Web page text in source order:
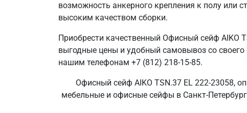
возможность анкерного крепления к полу или
высоким качеством сборки.
Приобрести качественный Офисный сейф AIKO
выгодные цены и удобный самовывоз со
нашим телефонам +7 (812) 218-15-85.
Офисный сейф AIKO TSN.37 EL 222-23058,
мебельные и офисные сейфы в Санкт-